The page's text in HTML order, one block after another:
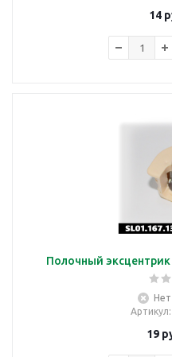
14
Полочный
Артикул
19